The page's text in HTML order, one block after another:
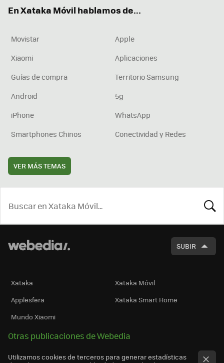
En Xataka Móvil hablamos de...
Movistar
Apple
Xiaomi
Aplicaciones
Guías de compra
Territorio Samsung
Android
5g
iPhone
WhatsApp
Smartphones Chinos
Conectividad y Redes
VER MÁS TEMAS
SUBIR
Xataka
Xataka Móvil
Applesfera
Xataka Smart Home
Mundo Xiaomi
Otras publicaciones de Webedia
Utilizamos cookies de terceros para generar estadísticas